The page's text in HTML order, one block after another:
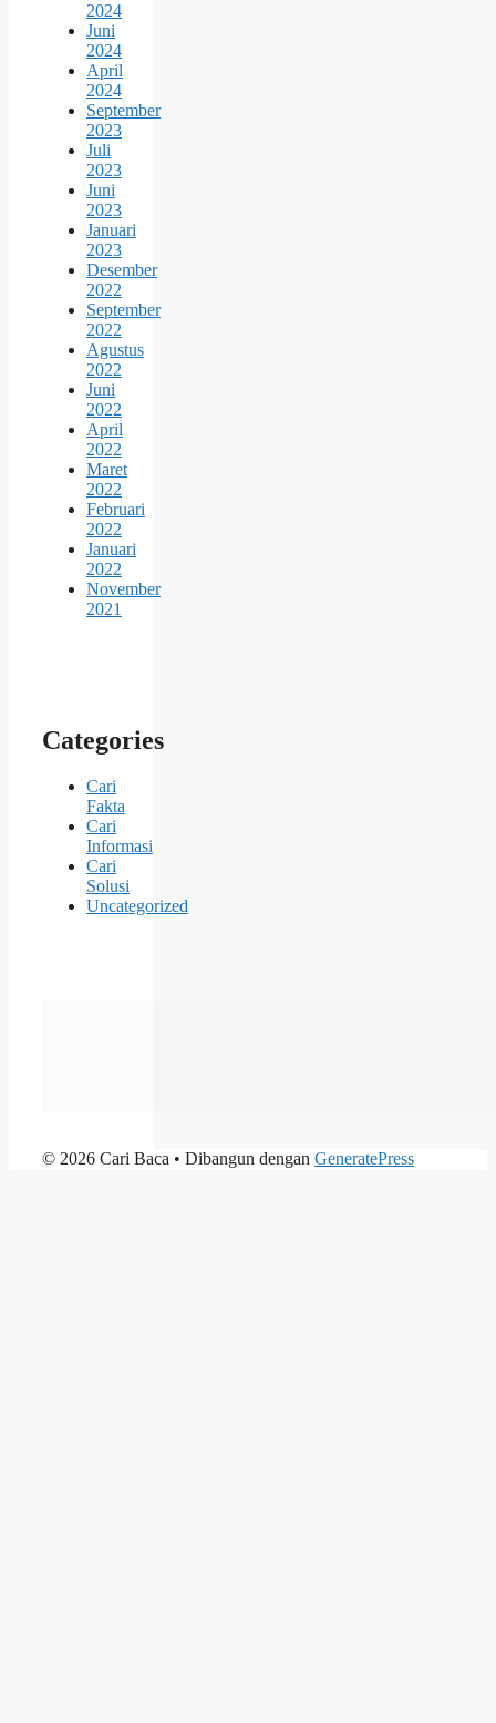
2024
Juni
2024
April
2024
September
2023
Juli
2023
Juni
2023
Januari
2023
Desember
2022
September
2022
Agustus
2022
Juni
2022
April
2022
Maret
2022
Februari
2022
Januari
2022
November
2021
Categories
Cari
Fakta
Cari
Informasi
Cari
Solusi
Uncategorized
© 2026 Cari Baca • Dibangun dengan GeneratePress